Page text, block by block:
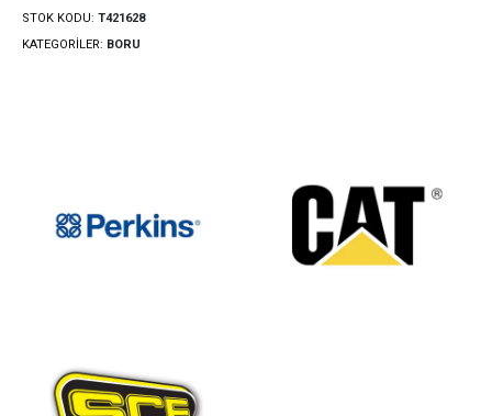
STOK KODU: T421628
KATEGORILER: BORU